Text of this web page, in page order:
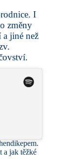
I
změny
a jiné než
a jak těžké